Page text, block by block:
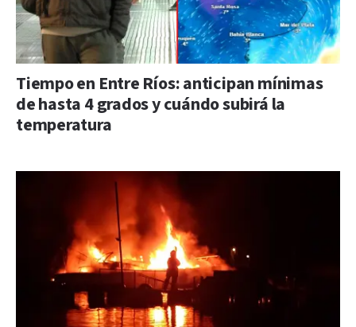
Tiempo en Entre Ríos: anticipan mínimas
de hasta 4 grados y cuándo subirá la
temperatura